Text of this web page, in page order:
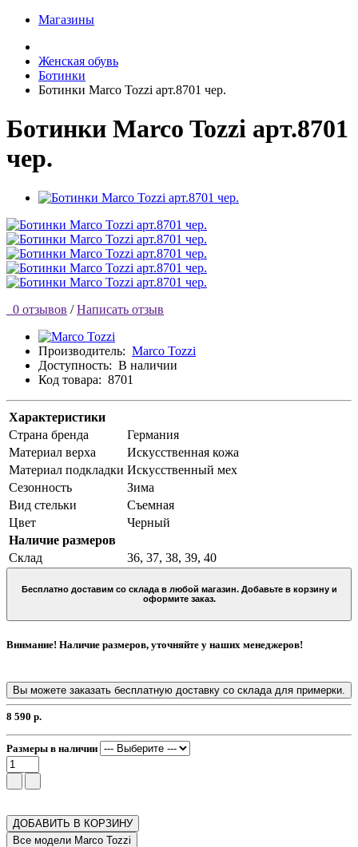
Магазины
Женская обувь
Ботинки
Ботинки Marco Tozzi арт.8701 чер.
Ботинки Marco Tozzi арт.8701
чер.
0 отзывов / Написать отзыв
Производитель: Marco Tozzi
Доступность: В наличии
Код товара: 8701
Характеристики
Страна бренда
Германия
Материал верха
Искусственная кожа
Материал подкладки Искусственный мех
Сезонность
Зима
Вид стельки
Съемная
Цвет
Черный
Наличие размеров
Склад
36, 37, 38, 39, 40
Бесплатно доставим со склада в любой магазин. Добавьте в корзину и
оформите заказ.
Внимание! Наличие размеров, уточняйте у наших менеджеров!
Вы можете заказать бесплатную доставку со склада для примерки.
8 590 р.
Размеры в наличии
ДОБАВИТЬ В КОРЗИНУ